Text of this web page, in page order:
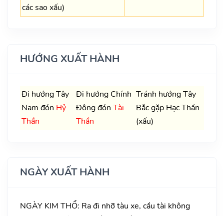
các sao xấu)
HƯỚNG XUẤT HÀNH
Đi hướng Tây
Nam đón Hỷ
Thần
Đi hướng Chính
Đông đón Tài
Thần
Tránh hướng Tây
Bắc gặp Hạc Thần
(xấu)
NGÀY XUẤT HÀNH
NGÀY KIM THỔ: Ra đi nhỡ tàu xe, cầu tài không